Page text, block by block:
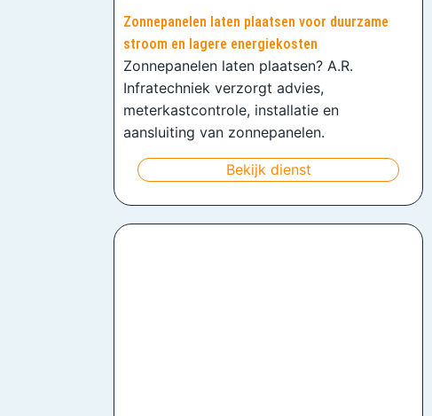
Zonnepanelen laten plaatsen voor duurzame
stroom en lagere energiekosten
Zonnepanelen laten plaatsen? A.R.
Infratechniek verzorgt advies,
meterkastcontrole, installatie en
aansluiting van zonnepanelen.
Bekijk dienst